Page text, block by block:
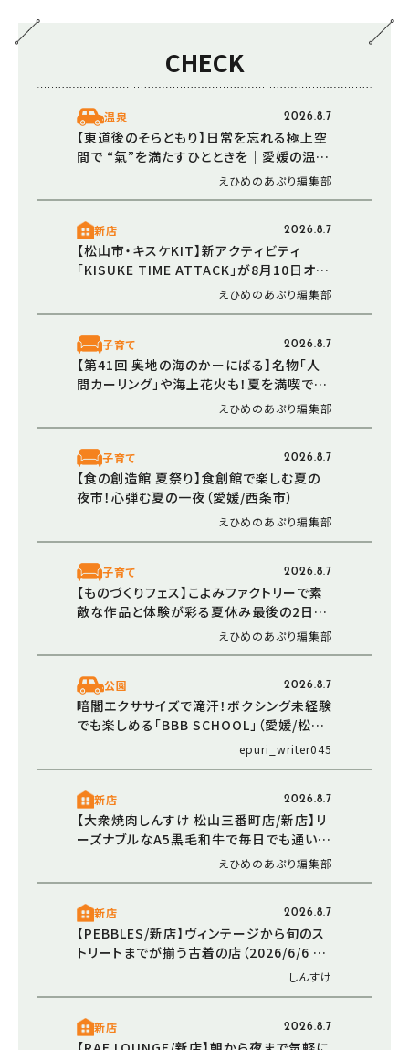
CHECK
温泉 2026.8.7
【東道後のそらともり】日常を忘れる極上空
間で “氣”を満たすひとときを｜愛媛の温泉
えひめのあぷり編集部
新店 2026.8.7
【松山市・キスケKIT】新アクティビティ
「KISUKE TIME ATTACK」が8月10日オー
プン！ 走る・登る・くぐる――全身で障害物に挑
えひめのあぷり編集部
子育て 2026.8.7
【第41回 奥地の海のかーにばる】名物「人
間カーリング」や海上花火も！夏を満喫でき
る恒例イベント（愛媛/西予市）えひめのあぷり編集部
子育て 2026.8.7
【食の創造館 夏祭り】食創館で楽しむ夏の
夜市！心弾む夏の一夜（愛媛/西条市）
えひめのあぷり編集部
子育て 2026.8.7
【ものづくりフェス】こよみファクトリーで素
敵な作品と体験が彩る夏休み最後の2日間
えひめのあぷり編集部
公園 2026.8.7
暗闇エクササイズで滝汗！ボクシング未経験
でも楽しめる「BBB SCHOOL」（愛媛/松山
epuri_writer045
新店 2026.8.7
【大衆焼肉しんすけ 松山三番町店/新店】リ
ーズナブルなA5黒毛和牛で毎日でも通いた
くなる焼肉店オープン（2026/5/16 愛媛/松
えひめのあぷり編集部
新店 2026.8.7
【PEBBLES/新店】ヴィンテージから旬のス
トリートまでが揃う古着の店（2026/6/6 愛
しんすけ
新店 2026.8.7